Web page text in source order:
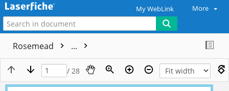
My WebLink More
Rosemead ...
/ 28